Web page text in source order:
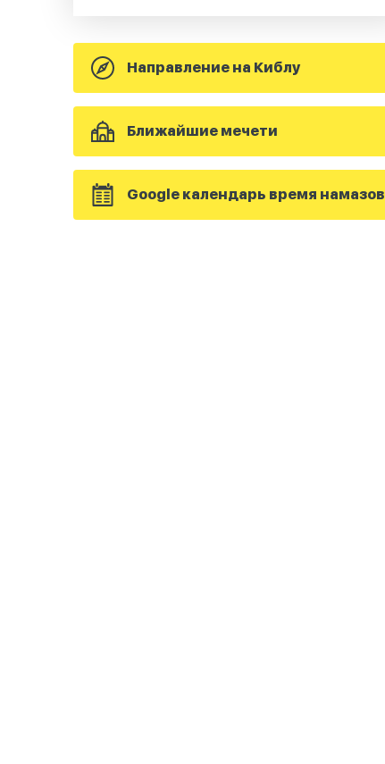
Направление на Киблу
Ближайшие мечети
Google календарь время намазов